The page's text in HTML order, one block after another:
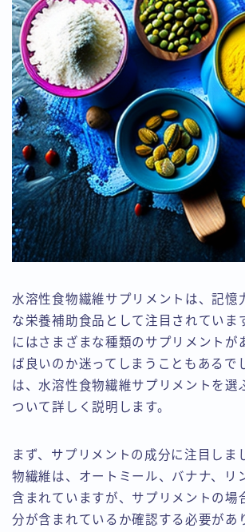
水溶性食物繊維サプリメントは、記憶
な栄養補助食品として注目されていま
にはさまざまな種類のサプリメントが
ば良いのか迷ってしまうこともあるで
は、水溶性食物繊維サプリメントを選
ついて詳しく説明します。
まず、サプリメントの成分に注目しま
物繊維は、オートミール、バナナ、リ
含まれていますが、サプリメントの場
分が含まれているか確認する必要があ